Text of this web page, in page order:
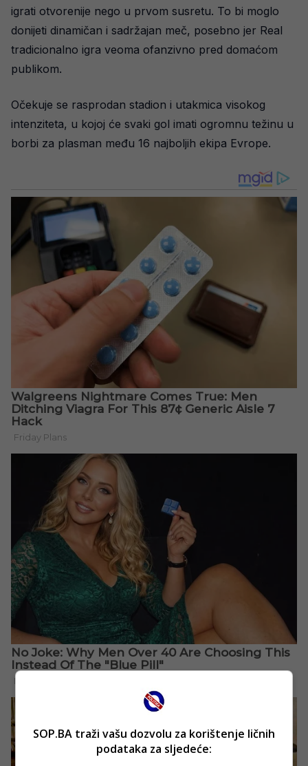
igrati otvorenije nego u prvom susretu. To bi moglo
donijeti dinamičan i sadržajan meč, posebno jer Real
tradicionalno igra veoma ofanzivno pred domaćom
publikom.
Očekuje se rasprodan stadion i utakmica visokog
intenziteta, u kojoj će svaki gol imati ogromnu težinu u
borbi za plasman među 16 najboljih ekipa Evrope.
SOP.BA traži vašu dozvolu za korištenje ličnih
podataka za sljedeće: